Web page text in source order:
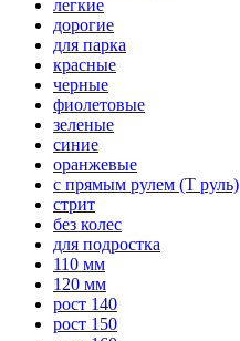
легкие
дорогие
для парка
красные
черные
фиолетовые
зеленые
синие
оранжевые
с прямым рулем (Т руль)
стрит
без колес
для подростка
110 мм
120 мм
рост 140
рост 150